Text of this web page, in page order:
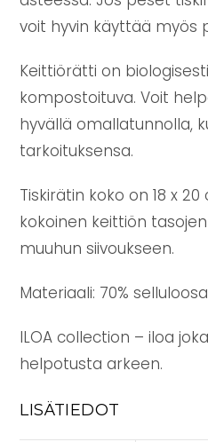
voit hyvin käyttää myös
Keittiörätti on
kompostoituva. Voit
hyvällä omallatunnolla,
tarkoituksensa.
Tiskirätin koko on 18 x
kokoinen keittiön
muuhun siivoukseen.
Materiaali: 70%
ILOA collection – iloa
helpotusta arkeen.
LISÄTIEDOT